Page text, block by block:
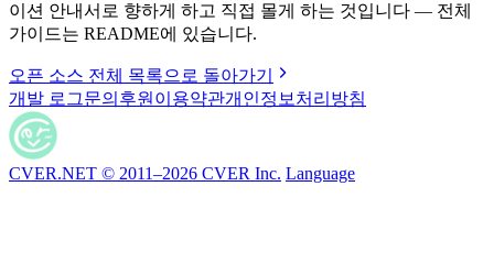
이션 안내서로 향하게 하고 직접 몰게 하는 것입니다 — 전체
가이드는 README에 있습니다.
오픈 소스 전체 목록으로 돌아가기
개발 로그문의 후원 이용약관개인정보처리방침
CVER.NET © 2011–2026 CVER Inc. Language